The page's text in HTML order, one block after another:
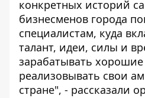
конкретных историй
бизнесменов города
специалистам, куда
талант, идеи, силы и
зарабатывать хорошие
реализовывать свои
стране", - рассказали